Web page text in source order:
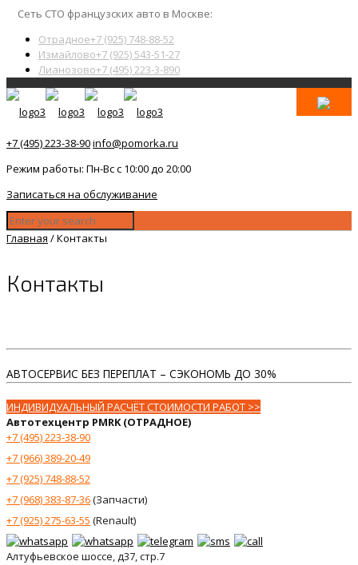
Сеть СТО французских авто в Москве:
Отрадное+7 (925) 748-88-52
Измайлово+7 (925) 543-51-27
Лианозово+7 (495) 223-3-890
+7 (495) 223-38-90info@pomorka.ru
Режим работы: Пн-Вс с 10:00 до 20:00
Записаться на обслуживание
Главная /Контакты
Контакты
АВТОСЕРВИС БЕЗ ПЕРЕПЛАТ – СЭКОНОМЬ ДО 30%
ИНДИВИДУАЛЬНЫЙ РАСЧЁТ СТОИМОСТИ РАБОТ >>
Автотехцентр PMRK (ОТРАДНОЕ)
+7 (495) 223-38-90
+7 (966) 389-20-49
+7 (925) 748-88-52
+7 (968) 383-87-36(Запчасти)
+7 (925) 275-63-55 (Renault)
Алтуфьевское шоссе, д37, стр.7